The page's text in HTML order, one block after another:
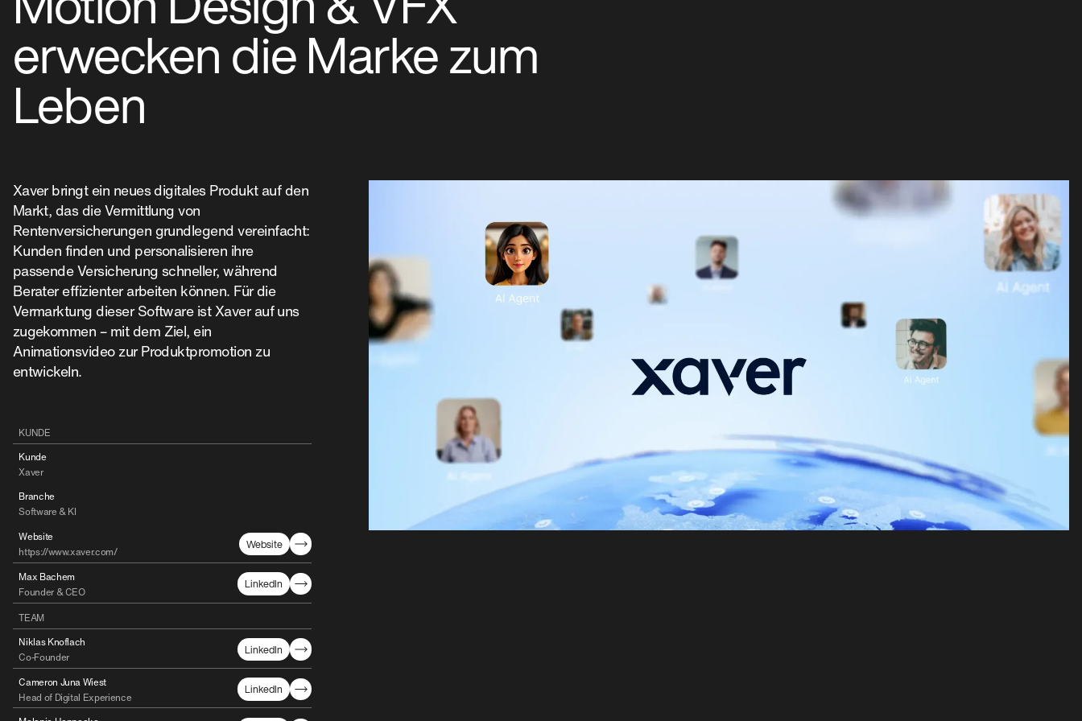
erwecken die Marke zum
Leben
Xaver bringt ein neues digitales Produkt auf den
Markt, das die Vermittlung von
Rentenversicherungen grundlegend vereinfacht:
Kunden finden und personalisieren ihre
passende Versicherung schneller, während
Berater effizienter arbeiten können. Für die
Vermarktung dieser Software ist Xaver auf uns
zugekommen – mit dem Ziel, ein
Animationsvideo zur Produktpromotion zu
entwickeln.
KUNDE
Kunde
Xaver
Branche
Software & KI
Website
https://www.xaver.com/
Website
Max Bachem
Founder & CEO
LinkedIn
TEAM
Niklas Knoflach
Co-Founder
LinkedIn
Cameron Juna Wiest
Head of Digital Experience
LinkedIn